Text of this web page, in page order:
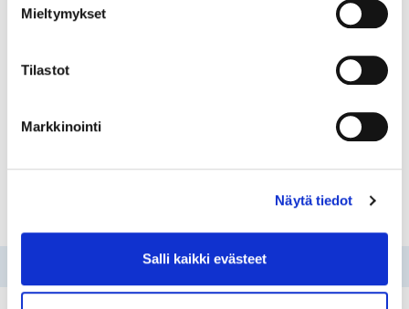
Mieltymykset
Tilastot
Markkinointi
Näytä tiedot
Salli kaikki evästeet